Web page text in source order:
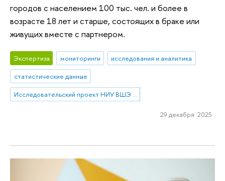
городов с населением 100 тыс. чел. и более в
возрасте 18 лет и старше, состоящих в браке или
живущих вместе с партнером.
Экспертиза мониторинги
исследования и аналитика
статистические данные
Исследовательский проект НИУ ВШЭ «Экономическое поведение домашних хозяйств»
29 декабря 2025